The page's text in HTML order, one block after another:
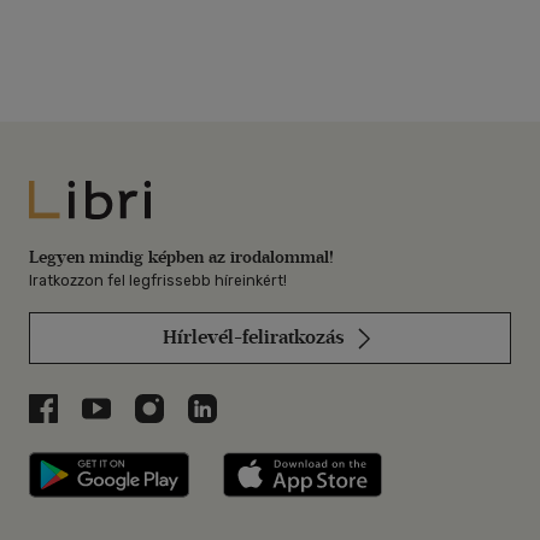
Libri
Legyen mindig képben az irodalommal!
Iratkozzon fel legfrissebb híreinkért!
Hírlevél-feliratkozás
Libri a Facebookon
Libri a Youtube-on
Libri az Instagramon
Libri a LinkedInen
Libri applikáció Szerezd meg: Google